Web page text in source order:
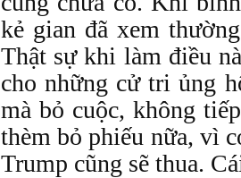
kẻ gian đã xem
Thật sự khi làm điều
cho những cử tri ủng
mà bỏ cuộc, không
thèm bỏ phiếu nữa, vì
Trump cũng sẽ thua.